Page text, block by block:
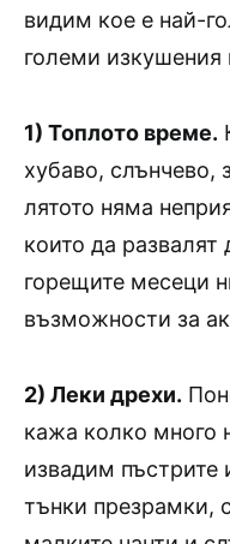
видим кое е най-
големи изкушения
1) Топлото време.
хубаво, слънчево,
лятото няма
които да
горещите месеци
възможности за
2) Леки дрехи.
кажа колко много
извадим пъстрите
тънки презрамки,